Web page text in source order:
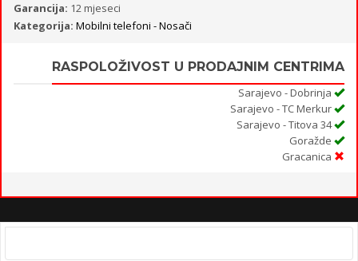
Garancija: 12 mjeseci
Kategorija: Mobilni telefoni - Nosači
RASPOLOŽIVOST U PRODAJNIM CENTRIMA
Sarajevo - Dobrinja
Sarajevo - TC Merkur
Sarajevo - Titova 34
Goražde
Gracanica